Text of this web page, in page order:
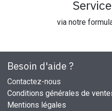
via notre
Besoin d'aide ?
Contactez-nous
Conditions générales de
Mentions légales